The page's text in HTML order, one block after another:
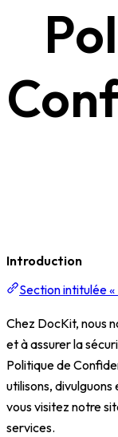
Introduction
Section intitulée
Chez DocKit, nous
et à assurer la
Politique de
utilisons,
vous visitez notre
services.